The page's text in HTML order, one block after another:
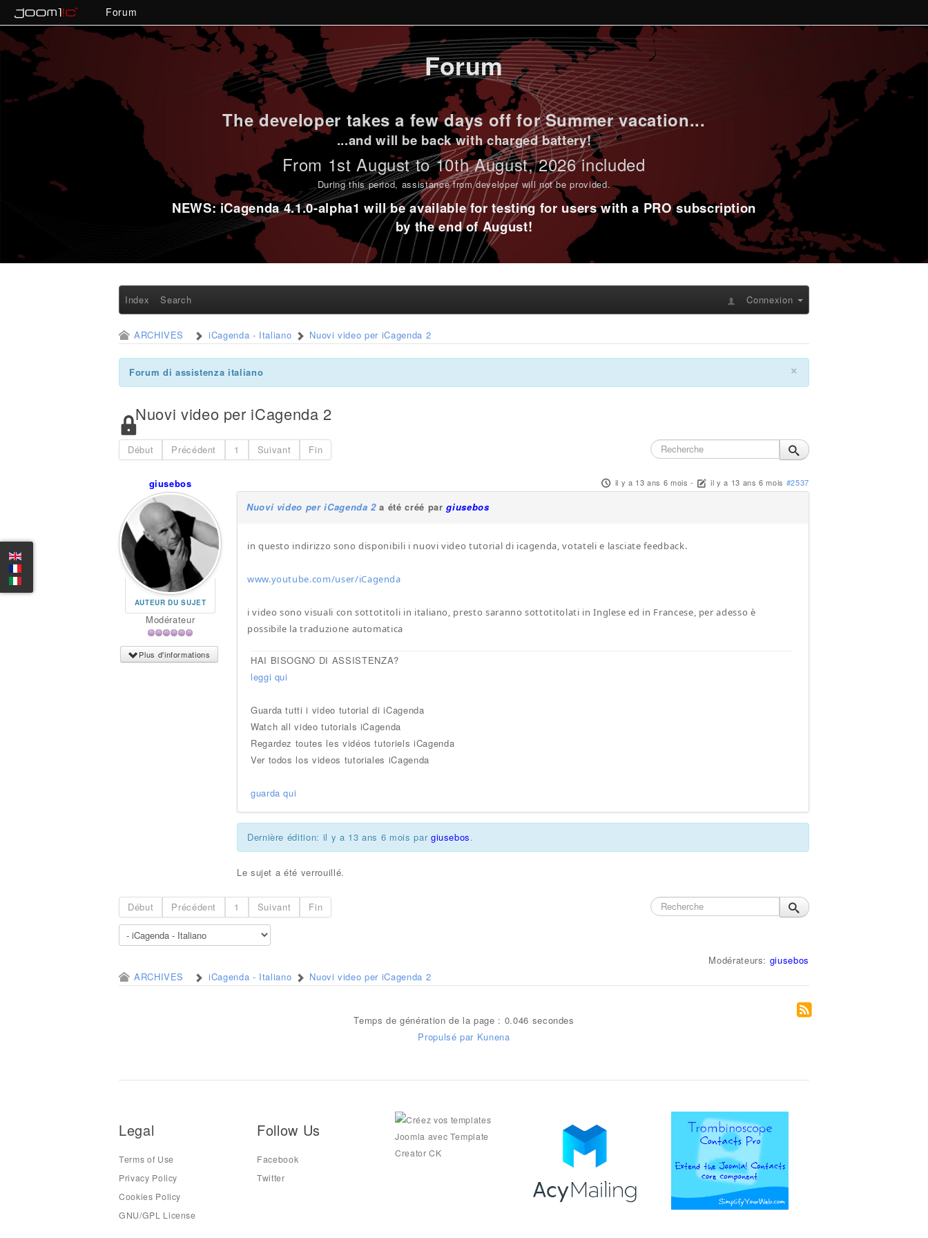
Forum
Forum
The developer takes a few days off for Summer vacation...
...and will be back with charged battery!
From 1st August to 10th August, 2026 included
During this period, assistance from developer will not be provided.
NEWS: iCagenda 4.1.0-alpha1 will be available for testing for users with a PRO subscription
by the end of August!
Index Search Connexion
ARCHIVES iCagenda - Italiano Nuovi video per iCagenda 2
×
Forum di assistenza italiano
Nuovi video per iCagenda 2
Début Précédent 1 Suivant Fin
giusebos
AUTEUR DU SUJET
Modérateur
Plus d'informations
il y a 13 ans 6 mois - il y a 13 ans 6 mois #2537
Nuovi video per iCagenda 2a été créé pargiusebos
in questo indirizzo sono disponibili i nuovi video tutorial di icagenda, votateli e lasciate feedback.
www.youtube.com/user/iCagenda
i video sono visuali con sottotitoli in italiano, presto saranno sottotitolati in Inglese ed in Francese, per adesso è
possibile la traduzione automatica
HAI BISOGNO DI ASSISTENZA?
leggi qui
Guarda tutti i video tutorial di iCagenda
Watch all video tutorials iCagenda
Regardez toutes les vidéos tutoriels iCagenda
Ver todos los videos tutoriales iCagenda
guarda qui
Dernière édition: il y a 13 ans 6 mois par giusebos.
Le sujet a été verrouillé.
Début Précédent 1 Suivant Fin
Modérateurs: giusebos
ARCHIVES
iCagenda - Italiano Nuovi video per iCagenda 2
Temps de génération de la page : 0.046 secondes
Propulsé par Kunena
Legal
Terms of Use
Privacy Policy
Cookies Policy
GNU/GPL License
Follow Us
Facebook
Twitter